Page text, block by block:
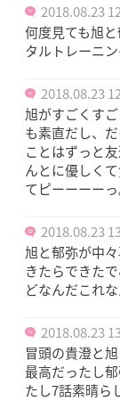
2018.08.23
何度見ても旭
タルトレーニ
2018.08.23
旭がすごくす
も素直だし、
ことはずっと
んとに優しく
てピーーーー
2018.08.23
旭と郁弥が中
きたらできた
どなんだこれ
2018.08.23
冒頭の貴澄と
最高だったし
たし7話素晴ら